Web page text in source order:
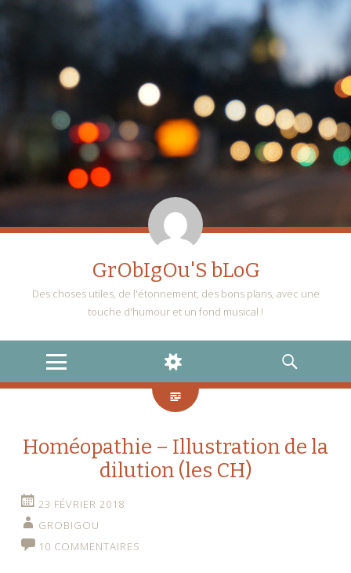
GrObIgOu'S bLoG
Des choses utiles, de l'étonnement, des bons plans, avec une
touche d'humour et un fond musical !
MENU
WIDGETS
RECHERCHE
Homéopathie – Illustration de la
dilution (les CH)
23 FÉVRIER 2018
GROBIGOU
10 COMMENTAIRES